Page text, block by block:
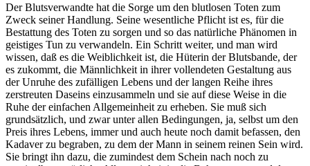
Der Blutsverwandte hat die Sorge um den blutlosen Toten zum
Zweck seiner Handlung. Seine wesentliche Pflicht ist es, für die
Bestattung des Toten zu sorgen und so das natürliche Phänomen in
geistiges Tun zu verwandeln. Ein Schritt weiter, und man wird
wissen, daß es die Weiblichkeit ist, die Hüterin der Blutsbande, der
es zukommt, die Männlichkeit in ihrer vollendeten Gestaltung aus
der Unruhe des zufälligen Lebens und der langen Reihe ihres
zerstreuten Daseins einzusammeln und sie auf diese Weise in die
Ruhe der einfachen Allgemeinheit zu erheben. Sie muß sich
grundsätzlich, und zwar unter allen Bedingungen, ja, selbst um den
Preis ihres Lebens, immer und auch heute noch damit befassen, den
Kadaver zu begraben, zu dem der Mann in seinem reinen Sein wird.
Sie bringt ihn dazu, die zumindest dem Schein nach noch zu